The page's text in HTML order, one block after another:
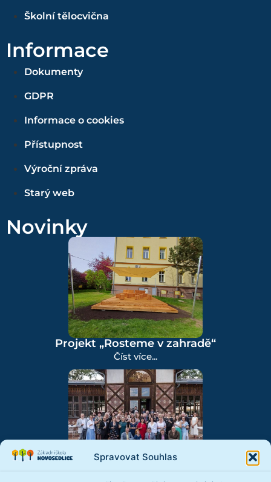
Spravovat Souhlas
Školní tělocvična
Informace
Dokumenty
GDPR
Informace o cookies
Přístupnost
Výroční zpráva
Starý web
Novinky
Projekt „Rosteme v zahradě“
Číst více...
Vedeme školu pro děti